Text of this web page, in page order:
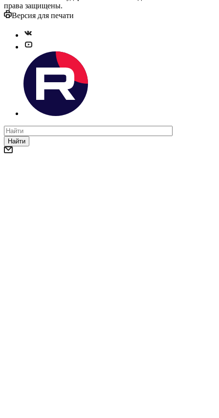
права защищены.
Версия для печати
Найти